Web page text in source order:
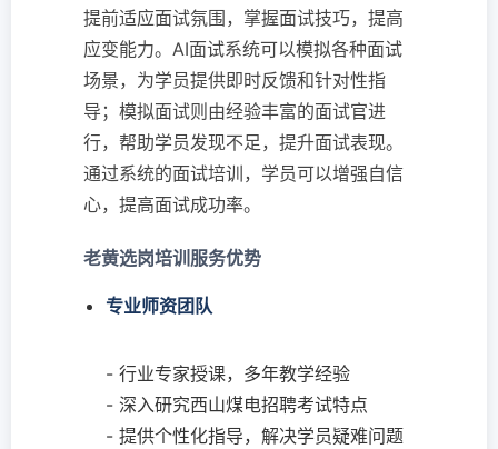
提前适应面试氛围，掌握面试技巧，提高
应变能力。AI面试系统可以模拟各种面试
场景，为学员提供即时反馈和针对性指
导；模拟面试则由经验丰富的面试官进
行，帮助学员发现不足，提升面试表现。
通过系统的面试培训，学员可以增强自信
心，提高面试成功率。
老黄选岗培训服务优势
专业师资团队
- 行业专家授课，多年教学经验
- 深入研究西山煤电招聘考试特点
- 提供个性化指导，解决学员疑难问题